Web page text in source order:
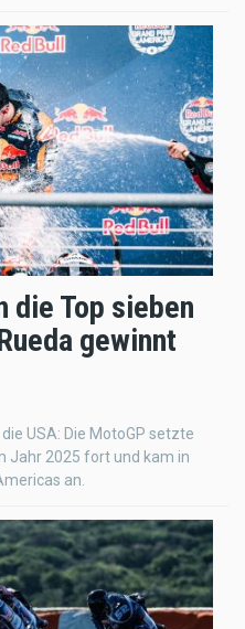
die Top sieben
gewinnt
USA: Die MotoGP setzte
Jahr 2025 fort und kam in
an.